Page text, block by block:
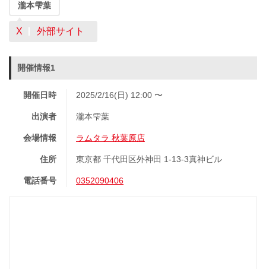
瀧本雫葉
X 外部サイト
開催情報1
開催日時 2025/2/16(日) 12:00 〜
出演者 瀧本雫葉
会場情報 ラムタラ 秋葉原店
住所 東京都 千代田区外神田 1-13-3真神ビル
電話番号 0352090406